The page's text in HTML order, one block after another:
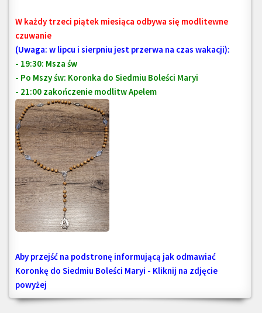
W każdy trzeci piątek miesiąca odbywa się modlitewne
czuwanie
(Uwaga: w lipcu i sierpniu jest przerwa na czas wakacji):
- 19:30: Msza św
- Po Mszy św: Koronka do Siedmiu Boleści Maryi
- 21:00 zakończenie modlitw Apelem
Aby przejść na podstronę informującą jak odmawiać
Koronkę do Siedmiu Boleści Maryi - Kliknij na zdjęcie
powyżej